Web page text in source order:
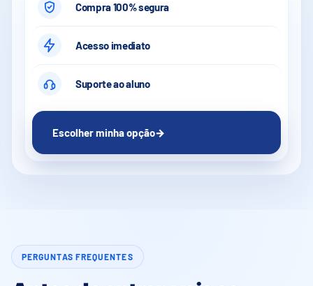
Compra 100% segura
Acesso imediato
Suporte ao aluno
Escolher minha opção→
PERGUNTAS FREQUENTES